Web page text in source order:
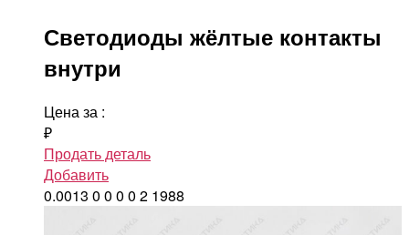
Светодиоды жёлтые контакты
внутри
Цена за :
₽
Продать деталь
Добавить
0.0013 0 0 0 0 2 1988